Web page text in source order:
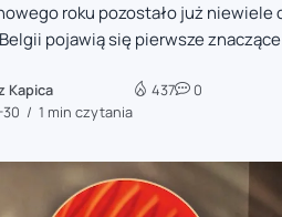
roku pozostało już niewiele
pojawią się pierwsze
Kapica
1 min czytania
437 0